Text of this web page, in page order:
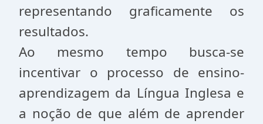
representando graficamente os
resultados.
Ao mesmo tempo busca-se
incentivar o processo de ensino-
aprendizagem da Língua Inglesa e
a noção de que além de aprender